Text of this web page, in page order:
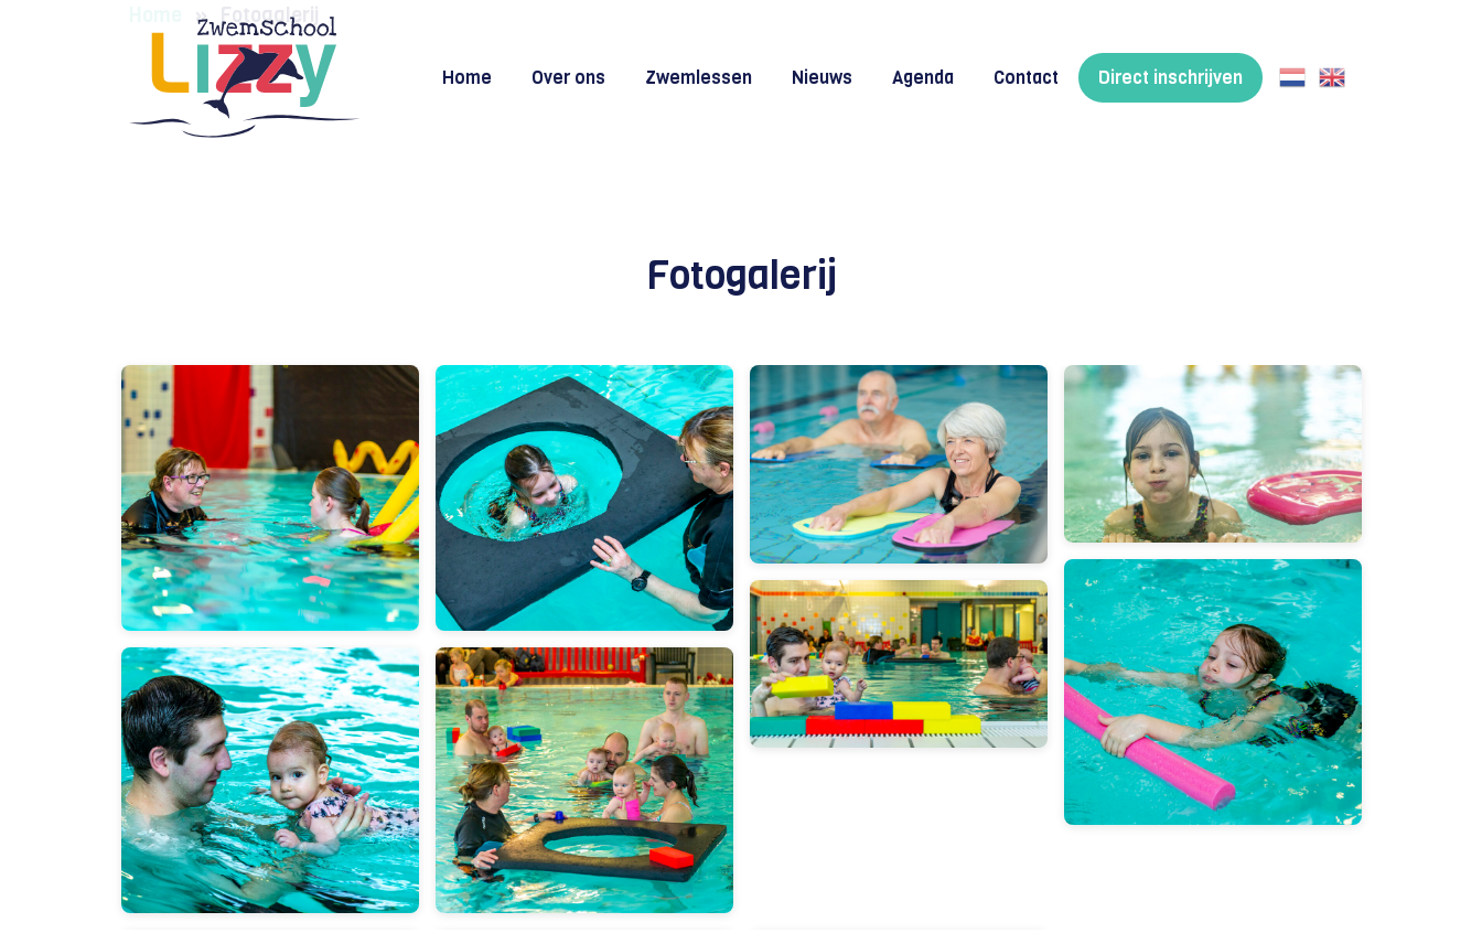
Home Over ons Zwemlessen Nieuws Agenda Contact Direct inschrijven
» Fotogalerij
Fotogalerij